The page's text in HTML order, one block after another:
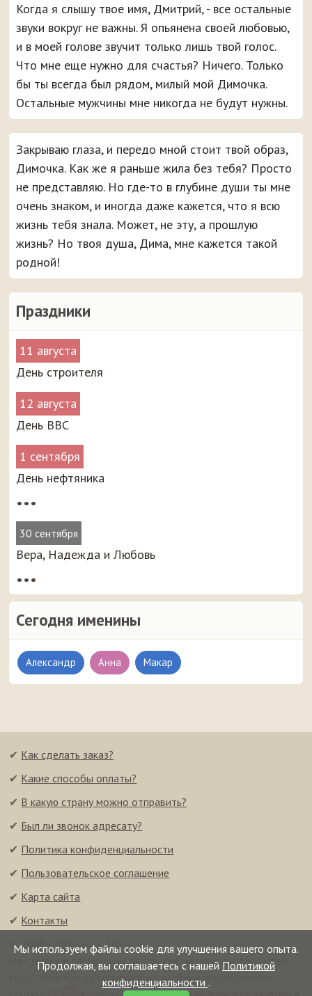
Праздники
11 августа
День строителя
12 августа
День ВВС
1 сентября
День нефтяника
•••
30 сентября
Вера, Надежда и Любовь
•••
Сегодня именины
Александр Анна Макар
Когда я слышу твое имя, Дмитрий, - все остальные
звуки вокруг не важны. Я опьянена своей любовью,
и в моей голове звучит только лишь твой голос.
Что мне еще нужно для счастья? Ничего. Только
бы ты всегда был рядом, милый мой Димочка.
Остальные мужчины мне никогда не будут нужны.
Закрываю глаза, и передо мной стоит твой образ,
Димочка. Как же я раньше жила без тебя? Просто
не представляю. Но где-то в глубине души ты мне
очень знаком, и иногда даже кажется, что я всю
жизнь тебя знала. Может, не эту, а прошлую
жизнь? Но твоя душа, Дима, мне кажется такой
родной!
Мы используем файлы cookie для улучшения вашего опыта.
Продолжая, вы соглашаетесь с нашей Политикой
конфиденциальности .
✔ Как сделать заказ?
✔ Какие способы оплаты?
✔ В какую страну можно отправить?
✔ Был ли звонок адресату?
✔ Политика конфиденциальности
✔ Пользовательское соглашение
✔ Карта сайта
✔ Контакты
© 2008–2026 FunCalls.ru
На странице размещены авторские материалы. Мы будем
рады, если при их копировании вы будете проставлять